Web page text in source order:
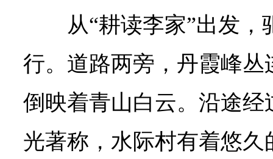
从“耕读李家”出发
行。道路两旁，丹霞峰
倒映着青山白云。沿途
光著称，水际村有着悠